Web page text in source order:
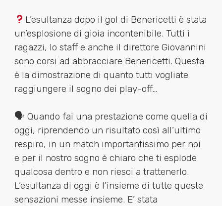
L’esultanza dopo il gol di Benericetti è stata
un’esplosione di gioia incontenibile. Tutti i
ragazzi, lo staff e anche il direttore Giovannini
sono corsi ad abbracciare Benericetti. Questa
è la dimostrazione di quanto tutti vogliate
raggiungere il sogno dei play-off…
🗣 Quando fai una prestazione come quella di
oggi, riprendendo un risultato così all’ultimo
respiro, in un match importantissimo per noi
e per il nostro sogno è chiaro che ti esplode
qualcosa dentro e non riesci a trattenerlo.
L’esultanza di oggi è l’insieme di tutte queste
sensazioni messe insieme. E’ stata